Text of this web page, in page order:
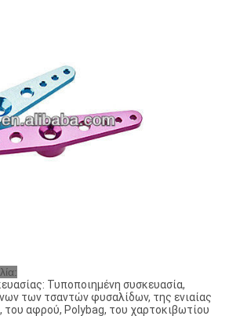
Τυποποιημένη συσκευασία,
των τσαντών φυσαλίδων, της ενιαίας
αφρού, Polybag, του χαρτοκιβωτίου